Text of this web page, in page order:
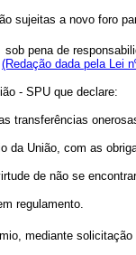
sujeitas a novo foro
pena de
(Redação dada pela Lei
- SPU que
nas transferências
da União, com
virtude de não se
em
mediante